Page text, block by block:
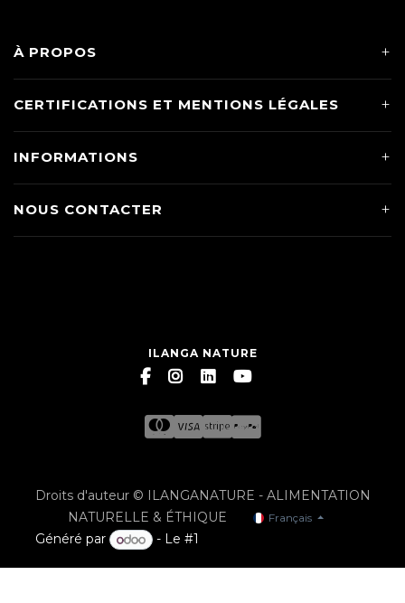
À PROPOS
CERTIFICATIONS ET MENTIONS LÉGALES
INFORMATIONS
NOUS CONTACTER
ILANGA NATURE
Droits d'auteur © ILANGANATURE - ALIMENTATION
NATURELLE & ÉTHIQUE
Français
Généré par - Le #1